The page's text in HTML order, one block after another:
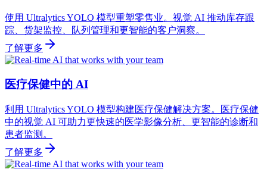
使用 Ultralytics YOLO 模型重塑零售业。视觉 AI 推动库存跟
踪、货架监控、队列管理和更智能的客户洞察。
了解更多
医疗保健中的 AI
利用 Ultralytics YOLO 模型构建医疗保健解决方案。医疗保健
中的视觉 AI 可助力更快速的医学影像分析、更智能的诊断和
患者监测。
了解更多